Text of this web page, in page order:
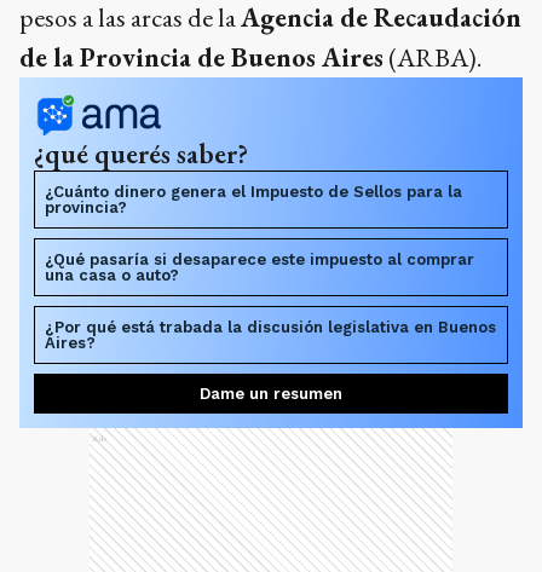
¿Qué pasaría si desaparece este impuesto al comprar
Aires?
Dame un resumen
Ads
La iniciativa, que lleva la firma de todos los
diputados del bloque, apunta a modificar el